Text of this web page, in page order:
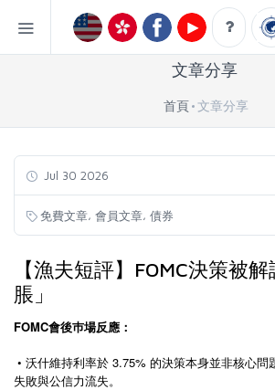
文章分享
首頁 文章分享
Jul 30 2026
免費文章, 會員文章, 債券
【漁夫短評】FOMC決策被
脹」
FOMC會後巿場反應：
• 沃什維持利率於 3.75% 的決策本身並非核心問
失敗與公信力流失。